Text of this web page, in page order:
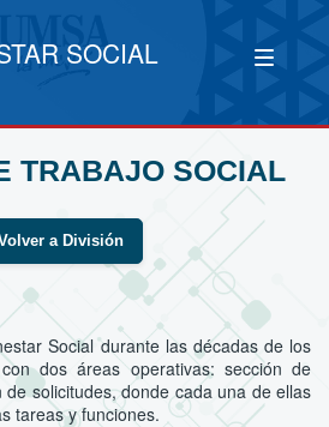
SOCIAL
TRABAJO SOCIAL
a División
Social durante las décadas de los
dos áreas operativas: sección de
solicitudes, donde cada una de ellas
tareas y funciones.